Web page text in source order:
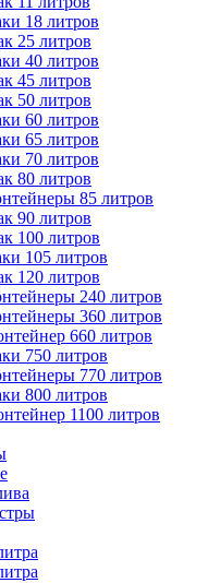
18 литров
25 литров
40 литров
45 литров
50 литров
60 литров
65 литров
70 литров
80 литров
85 литров
90 литров
100 литров
105 литров
120 литров
240 литров
360 литров
660 литров
750 литров
770 литров
800 литров
1100 литров